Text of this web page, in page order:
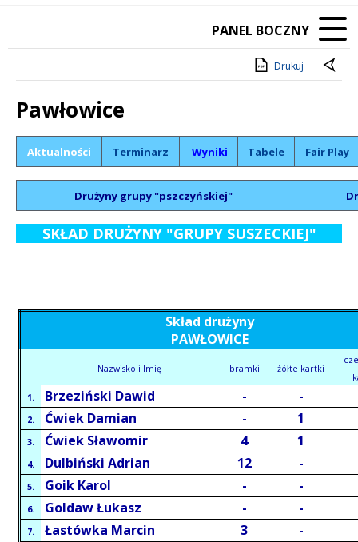
PANEL BOCZNY
Drukuj
Pawłowice
Treść
Aktualności Terminarz Wyniki Tabele Fair Play
Drużyny grupy "pszczyńskiej"
SKŁAD DRUŻYNY "GRUPY SUSZECKIEJ"
Skład drużyny
PAWŁOWICE
Nazwisko i Imię bramki żółte kartki
1.
Brzeziński Dawid - -
2. Ćwiek Damian - 1
3. Ćwiek Sławomir 4 1
4. Dulbiński Adrian 12 -
5. Goik Karol - -
6. Goldaw Łukasz - -
7. Łastówka Marcin 3 -